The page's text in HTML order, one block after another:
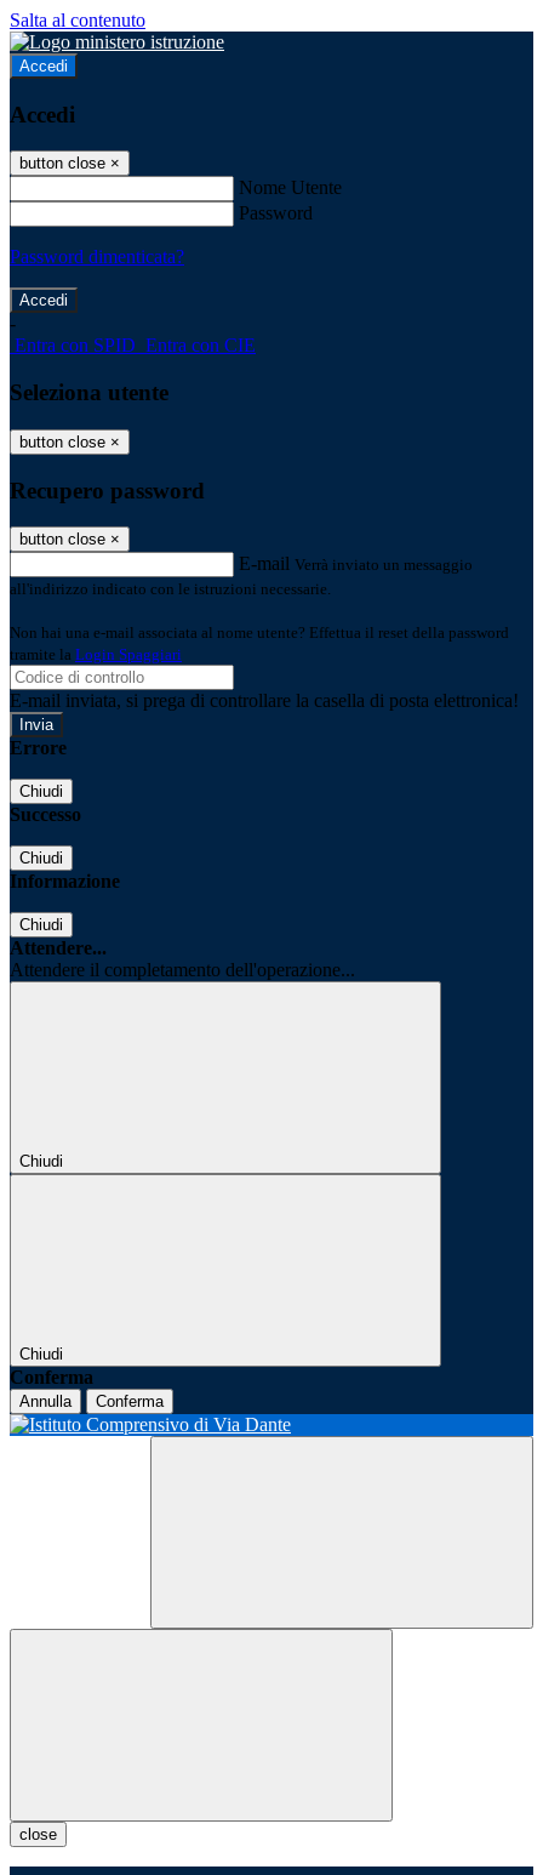
Salta al contenuto
Accedi
Accedi
button close ×
Nome Utente
Password
Password dimenticata?
-
Entra con SPID Entra con CIE
Seleziona utente
button close ×
Recupero password
button close ×
E-mail Verrà inviato un messaggio
all'indirizzo indicato con le istruzioni necessarie.
Non hai una e-mail associata al nome utente? Effettua il reset della password
tramite la Login Spaggiari
E-mail inviata, si prega di controllare la casella di posta elettronica!
Errore
Chiudi
Successo
Chiudi
Informazione
Chiudi
Attendere...
Attendere il completamento dell'operazione...
Chiudi
Chiudi
Conferma
Annulla Conferma
close